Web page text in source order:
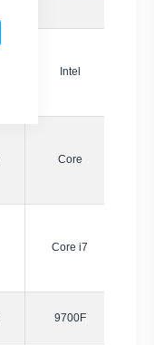
Intel
Core
Core i7
9700F